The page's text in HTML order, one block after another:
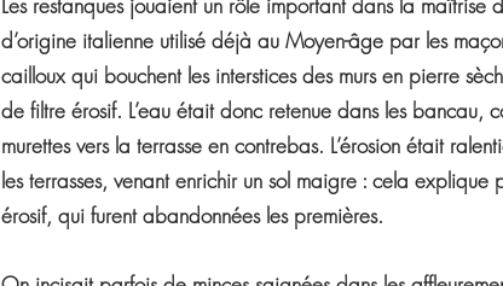
d’origine italienne utilisé déjà au Moyen-âge par les
cailloux qui bouchent les interstices des murs en pierre
de filtre érosif. L’eau était donc retenue dans les bancau,
murettes vers la terrasse en contrebas. L’érosion était
les terrasses, venant enrichir un sol maigre : cela
érosif, qui furent abandonnées les premières.